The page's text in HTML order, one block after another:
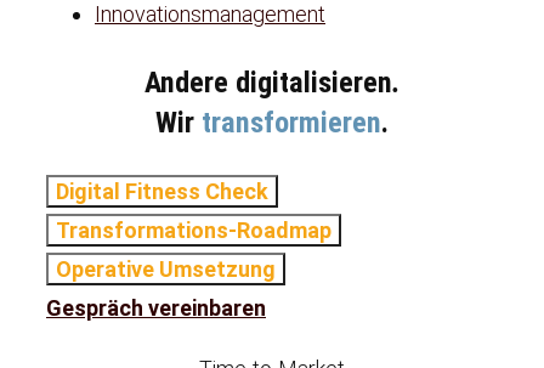
Innovationsmanagement
Andere digitalisieren.
Wir transformieren.
Digital Fitness Check
Transformations-Roadmap
Operative Umsetzung
Gespräch vereinbaren